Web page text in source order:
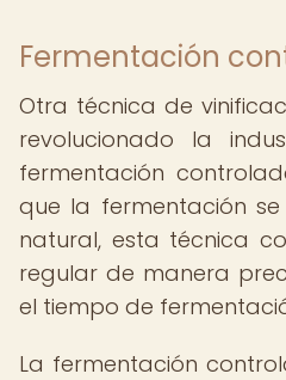
Fermentación
Otra técnica de
revolucionado la
fermentación
que la fermentación
natural, esta técnica
regular de manera
el tiempo de
La fermentación